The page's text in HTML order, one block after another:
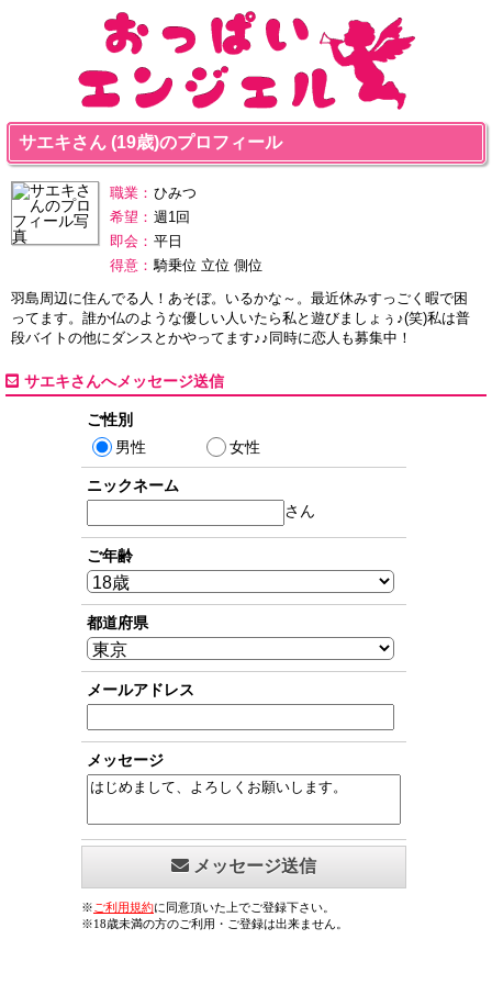
サエキさん (19歳)のプロフィール
職業： ひみつ
希望： 週1回
即会： 平日
得意： 騎乗位 立位 側位
羽島周辺に住んでる人！あそぼ。いるかな～。最近休みすっごく暇で困
ってます。誰か仏のような優しい人いたら私と遊びましょぅ♪(笑)私は普
段バイトの他にダンスとかやってます♪♪同時に恋人も募集中！
サエキさんへメッセージ送信